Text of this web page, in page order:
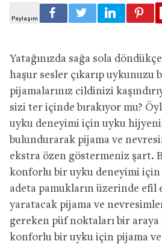
Yatağınızda sağa sola
haşur sesler çıkarıp uykunuzu
pijamalarınız cildinizi
sizi ter içinde bırakıyor mu?
uyku deneyimi için uyku
bulundurarak pijama ve
ekstra özen göstermeniz şart.
konforlu bir uyku deneyimi
adeta pamukların üzerinde efil
yaratacak pijama ve
gereken püf noktaları bir
konforlu bir uyku için pijama ve